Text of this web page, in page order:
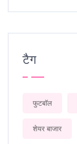
टैग
फुटबॉल
शेयर बाजार